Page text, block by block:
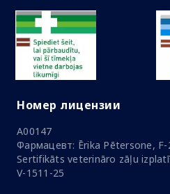
Номер лицензии
A00147
Фармацевт: Ērika Pētersone, F-
Sertifikāts veterināro zāļu
V-1511-25